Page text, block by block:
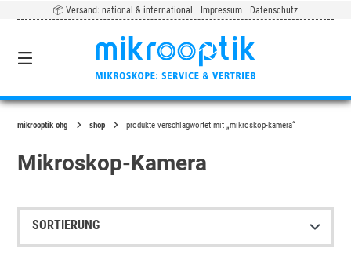
zum
📦 Versand: national & international Impressum Datenschutz
mikrooptik ohg shop produkte verschlagwortet mit „mikroskop-kamera“
Mikroskop-Kamera